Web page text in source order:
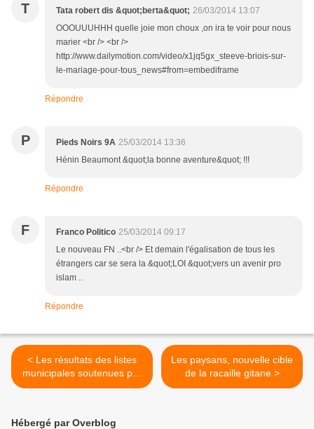
T Tata robert dis &quot;berta&quot; 26/03/2014 13:07
OOOUUUHHH quelle joie mon choux ,on ira te voir pour nous
marier <br /> <br />
http://www.dailymotion.com/video/x1jq5gx_steeve-briois-sur-
le-mariage-pour-tous_news#from=embediframe
Répondre
P Pieds Noirs 9A 25/03/2014 13:36
Hénin Beaumont &quot;la bonne aventure&quot; !!!
Répondre
F Franco Politico 25/03/2014 09:17
Le nouveau FN ..<br /> Et demain l'égalisation de tous les
étrangers car se sera la &quot;LOI &quot;vers un avenir pro
islam ..
Répondre
< Les résultats des listes
municipales soutenues par
le Parti de la France
Les paysans, nouvelle cible
de la racaille gitane >
Hébergé par Overblog